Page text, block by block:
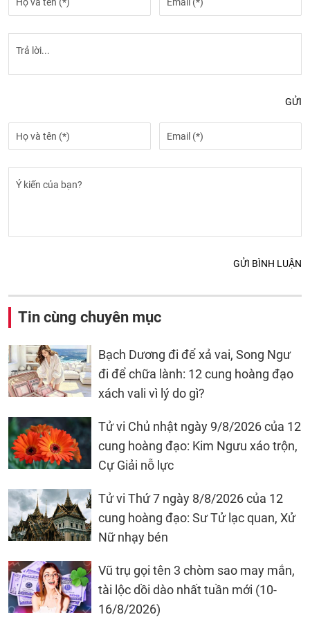
GỬI
GỬI BÌNH LUẬN
Tin cùng chuyên mục
Bạch Dương đi để xả vai, Song Ngư
đi để chữa lành: 12 cung hoàng đạo
xách vali vì lý do gì?
Tử vi Chủ nhật ngày 9/8/2026 của 12
cung hoàng đạo: Kim Ngưu xáo trộn,
Cự Giải nỗ lực
Tử vi Thứ 7 ngày 8/8/2026 của 12
cung hoàng đạo: Sư Tử lạc quan, Xử
Nữ nhạy bén
Vũ trụ gọi tên 3 chòm sao may mắn,
tài lộc dồi dào nhất tuần mới (10-
16/8/2026)